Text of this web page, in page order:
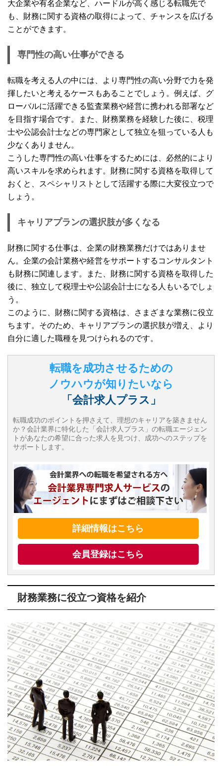
大企業や有名企業など、ハードルが高く感じる転職先で
も、財務に関する資格の取得によって、チャンスを広げる
ことができます。
専門性の高い仕事ができる
転職を考える人の中には、より専門性の高い分野で力を発
揮したいと考えるケースもあることでしょう。例えば、グ
ローバルに活躍できる監査業務や経営に携われる部署など
を目指す場合です。また、財務業務を経験した後に、税理
士や公認会計士などの専門家として独立を狙っている人も
少なくありません。
こうした専門性の高い仕事をするためには、必然的により
高いスキルを求められます。財務に関する資格を取得して
おくと、スペシャリストとして活躍する際に大変役立つで
しょう。
キャリアプランの選択肢が多くなる
財務に関する仕事は、企業の財務業務だけではありませ
ん。企業の会計業務や経営をサポートするコンサルタント
も財務に関連します。また、財務に関する資格を取得した
後に、独立して税理士や公認会計士になる人もいるでしょ
う。
このように、財務に関する資格は、さまざまな業務に役立
ちます。そのため、キャリアプランの選択肢が増え、より
自分に適した職種を見つけられるのです。
転職を成功させるための
ノウハウが知りたいなら
「会計求人プラス」
転職成功のポイントを押さえて、理想のキャリアを築きません
か？会計業界に特化した「会計求人プラス」の転職エージェン
トがあなたの希望に合った求人を見つけ、成功へのステップを
サポートします。
詳細情報はこちら
会員登録はこちら
財務業務に役立つ資格を紹介